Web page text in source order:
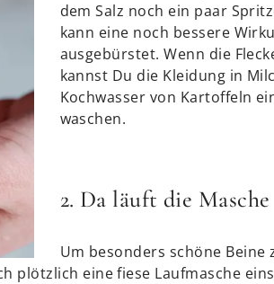
dem Salz noch ein paar
kann eine noch bessere
ausgebürstet. Wenn die
kannst Du die Kleidung in
Kochwasser von Kartoffeln
waschen.
2. Da läuft die Masche
Um besonders schöne
plötzlich eine fiese Laufmasche